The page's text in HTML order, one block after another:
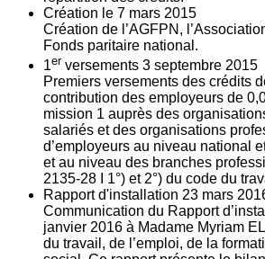
Création le 7 mars 2015
Création de l’AGFPN,
Fonds paritaire national.
1er versements 3 septembre 2015
Premiers versements des crédits
contribution des employeurs de
mission 1 auprès des
salariés et des organisations
d’employeurs au niveau national
et au niveau des branches
2135‐28 I 1°) et 2°) du code du
Rapport d'installation 23 mars
Communication du Rapport
janvier 2016 à Madame Myriam
du travail, de l’emploi, de la